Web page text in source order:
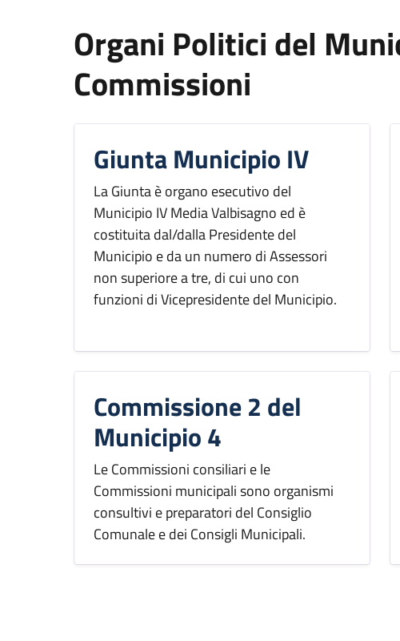
Organi Politici del
Commissioni
Giunta Municipio IV
La Giunta è organo esecutivo del
Municipio IV Media Valbisagno ed è
costituita dal/dalla Presidente del
Municipio e da un numero di Assessori
non superiore a tre, di cui uno con
funzioni di Vicepresidente del Municipio.
Commissione 2 del
Municipio 4
Le Commissioni consiliari e le
Commissioni municipali sono organismi
consultivi e preparatori del Consiglio
Comunale e dei Consigli Municipali.